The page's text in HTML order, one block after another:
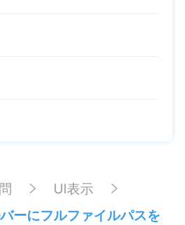
UI表示
ーにフルファイルパスを